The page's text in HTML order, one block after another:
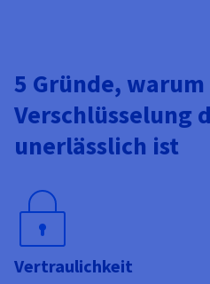
5 Gründe,
Verschlüsselung
unerlässlich ist
Vertraulichkeit